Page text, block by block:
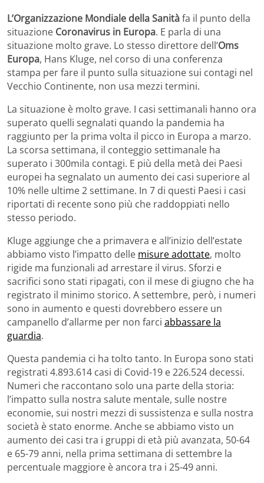
L’Organizzazione Mondiale della Sanitàfa il punto della
situazione Coronavirus in Europa. E parla di una
situazione molto grave. Lo stesso direttore dell’Oms
Europa, Hans Kluge, nel corso di una conferenza
stampa per fare il punto sulla situazione sui contagi nel
Vecchio Continente, non usa mezzi termini.
La situazione è molto grave. I casi settimanali hanno ora
superato quelli segnalati quando la pandemia ha
raggiunto per la prima volta il picco in Europa a marzo.
La scorsa settimana, il conteggio settimanale ha
superato i 300mila contagi. E più della metà dei Paesi
europei ha segnalato un aumento dei casi superiore al
10% nelle ultime 2 settimane. In 7 di questi Paesi i casi
riportati di recente sono più che raddoppiati nello
stesso periodo.
Kluge aggiunge che a primavera e all’inizio dell’estate
abbiamo visto l’impatto delle misure adottate, molto
rigide ma funzionali ad arrestare il virus. Sforzi e
sacrifici sono stati ripagati, con il mese di giugno che ha
registrato il minimo storico. A settembre, però, i numeri
sono in aumento e questi dovrebbero essere un
campanello d’allarme per non farci abbassare la
guardia.
Questa pandemia ci ha tolto tanto. In Europa sono stati
registrati 4.893.614 casi di Covid-19 e 226.524 decessi.
Numeri che raccontano solo una parte della storia:
l’impatto sulla nostra salute mentale, sulle nostre
economie, sui nostri mezzi di sussistenza e sulla nostra
società è stato enorme. Anche se abbiamo visto un
aumento dei casi tra i gruppi di età più avanzata, 50-64
e 65-79 anni, nella prima settimana di settembre la
percentuale maggiore è ancora tra i 25-49 anni.